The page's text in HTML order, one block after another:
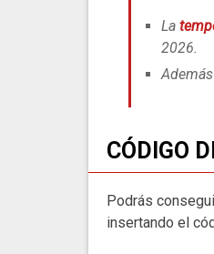
La
2026.
CÓDIGO
Podrás
insertando el